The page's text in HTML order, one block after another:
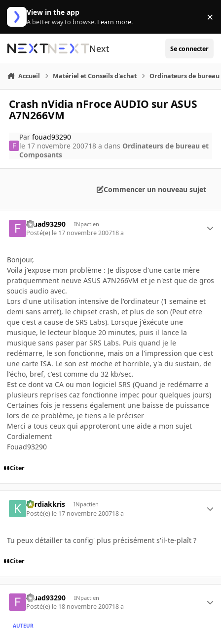
Aller au contenu
View in the app
A better way to browse. Learn more. ×
Next Se connecter
Accueil Matériel et Conseils d'achat Ordinateurs de bureau
Crash nVidia nFroce AUDIO sur ASUS
A7N266VM
Parfouad93290
le 17 novembre 200718 a dans Ordinateurs de bureau et
Composants
Commencer un nouveau sujet
fouad93290 INpactien
Posté(e) le 17 novembre 200718 a
Bonjour,
Voila j'expose mon problème : Je dispose d'une carte mère
pratiquemment neuve ASUS A7N266VM et je n'est que de gros
soucis audio avec.
Lors d'une utilisation intensive de l'ordinateur (1 semaine et
demi sans arret), le chipset crash, et plus de son (Peut etre
que c'est a cause de SRS Labs). Lorsque j'éxécute une
musique, le lecteur bloque 20 minutes, puis il lance la
musique sans paser par SRS Labs. Puis quand je le
redémarre, le son fonctionne, mais on a l'impression que c'est
une carte ISA. Le son est moche et horrible, y'a du sustain, de
l'écho, bref, c'est comme du 32 kb/sec.
Est ce dont va CA ou mon logiciel SRS (Quand je redémarre a
plusieurs reprises caz fonctionne impec pour quelques jours)
Certaines fois je ressens également une baisse de puissance
lors de ce problème, je tiens a le préciser
Merci a tous ceux qui approteront une aide a mon sujet
Cordialement
Fouad93290
Citer
kardiakkris INpactien
Posté(e) le 17 novembre 200718 a
Tu peux détailler ta config' plus précisément s'il-te-plaît ?
Citer
fouad93290 INpactien
Posté(e) le 18 novembre 200718 a
AUTEUR